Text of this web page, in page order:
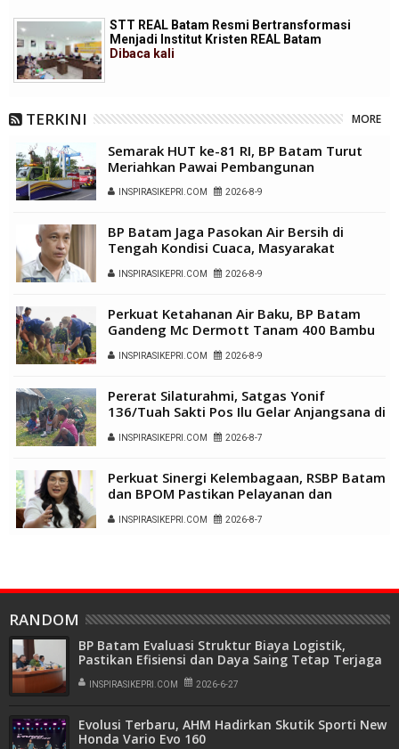
STT REAL Batam Resmi Bertransformasi
Menjadi Institut Kristen REAL Batam
Dibaca kali
TERKINI MORE
Semarak HUT ke-81 RI, BP Batam Turut
Meriahkan Pawai Pembangunan
INSPIRASIKEPRI.COM 2026-8-9
BP Batam Jaga Pasokan Air Bersih di
Tengah Kondisi Cuaca, Masyarakat
Diimbau Gunakan Air Secara Bijak
INSPIRASIKEPRI.COM 2026-8-9
Perkuat Ketahanan Air Baku, BP Batam
Gandeng Mc Dermott Tanam 400 Bambu
Betung di Bendungan Sei Nongsa
INSPIRASIKEPRI.COM 2026-8-9
Pererat Silaturahmi, Satgas Yonif
136/Tuah Sakti Pos Ilu Gelar Anjangsana di
Kampung Alukme
INSPIRASIKEPRI.COM 2026-8-7
Perkuat Sinergi Kelembagaan, RSBP Batam
dan BPOM Pastikan Pelayanan dan
Ketersediaan Obat Aman
INSPIRASIKEPRI.COM 2026-8-7
RANDOM
BP Batam Evaluasi Struktur Biaya Logistik,
Pastikan Efisiensi dan Daya Saing Tetap Terjaga
INSPIRASIKEPRI.COM 2026-6-27
Evolusi Terbaru, AHM Hadirkan Skutik Sporti New
Honda Vario Evo 160